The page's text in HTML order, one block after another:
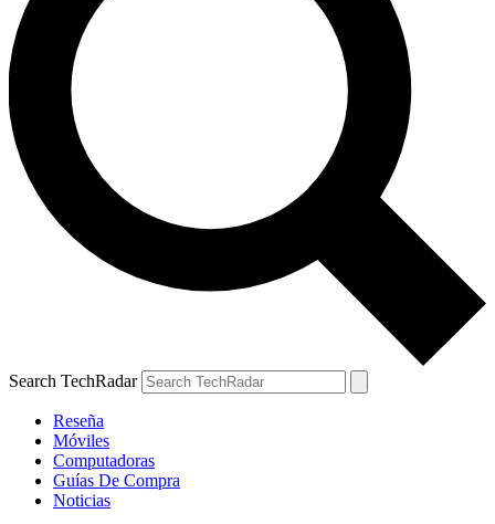
Search TechRadar
Reseña
Móviles
Computadoras
Guías De Compra
Noticias